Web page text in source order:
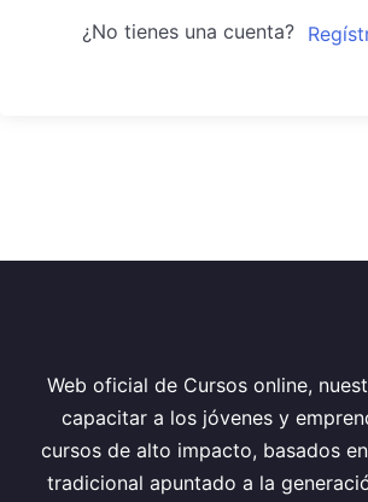
¿No tienes una cuenta?
Web oficial de Cursos online,
capacitar a los jóvenes y
cursos de alto impacto, basados
tradicional apuntado a la